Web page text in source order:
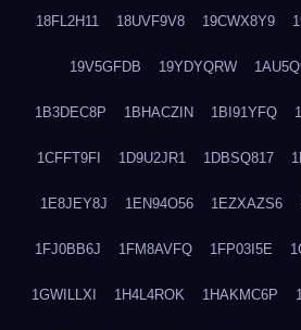
18FL2H11 18UVF9V8 19CWX8Y9
19V5GFDB 19YDYQRW
1B3DEC8P 1BHACZIN 1BI91YFQ
1CFFT9FI 1D9U2JR1 1DBSQ817
1E8JEY8J 1EN94O56 1EZXAZS6
1FJ0BB6J 1FM8AVFQ 1FP03I5E
1GWILLXI 1H4L4ROK 1HAKMC6P